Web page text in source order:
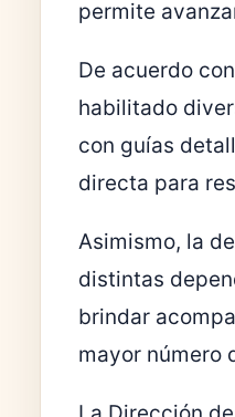
permite
De acuerdo
habilitado
con guías
directa para
Asimismo, la
distintas
brindar
mayor número